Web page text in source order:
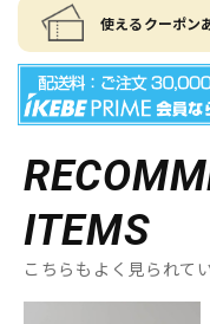
使えるクーポン
ITEMS
こちらもよく見られて